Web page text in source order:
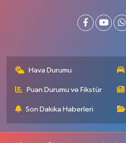
Hava Durumu
Puan Durumu ve Fikstür
Son Dakika Haberleri